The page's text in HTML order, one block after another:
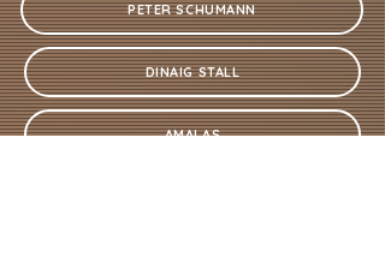
PETER SCHUMANN
DINAIG STALL
AMALAS